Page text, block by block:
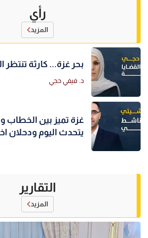
رأي
المزيد
بحر غزة... كارثة تنتظر
د. فيفي حجي
غزة تميز بين الخطاب
يتحدث اليوم ودحلان
التقارير
المزيد